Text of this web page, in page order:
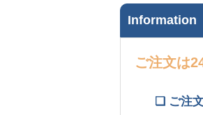
Information
ご注文は
❏ ご注